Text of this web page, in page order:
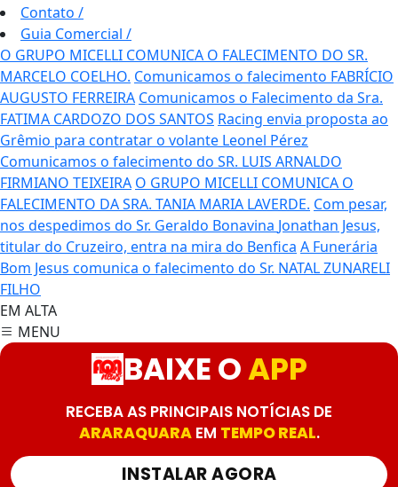
Contato /
Guia Comercial /
O GRUPO MICELLI COMUNICA O FALECIMENTO DO SR.
MARCELO COELHO. Comunicamos o falecimento FABRÍCIO
AUGUSTO FERREIRA Comunicamos o Falecimento da Sra.
FATIMA CARDOZO DOS SANTOS Racing envia proposta ao
Grêmio para contratar o volante Leonel Pérez
Comunicamos o falecimento do SR. LUIS ARNALDO
FIRMIANO TEIXEIRA O GRUPO MICELLI COMUNICA O
FALECIMENTO DA SRA. TANIA MARIA LAVERDE. Com pesar,
nos despedimos do Sr. Geraldo Bonavina Jonathan Jesus,
titular do Cruzeiro, entra na mira do Benfica A Funerária
Bom Jesus comunica o falecimento do Sr. NATAL ZUNARELI
FILHO
EM ALTA
MENU
BAIXE OAPP
RECEBA AS PRINCIPAIS NOTÍCIAS DE
ARARAQUARAEM TEMPO REAL.
INSTALAR AGORA